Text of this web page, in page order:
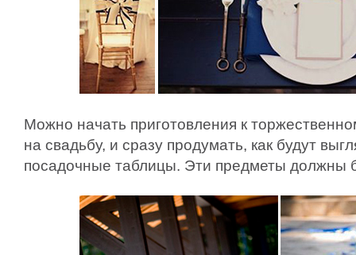
Можно начать приготовления к
на свадьбу, и сразу продумать, как будут
посадочные таблицы. Эти предметы должны